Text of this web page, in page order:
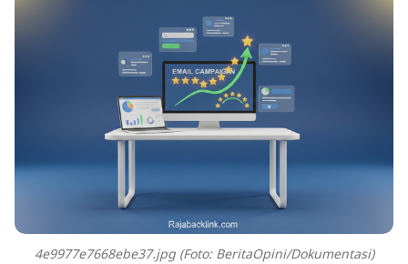
4e9977e7668ebe37.jpg (Foto: BeritaOpini/Dokumentasi)